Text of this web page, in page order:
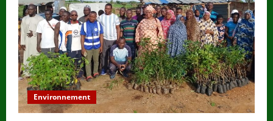
Environnement